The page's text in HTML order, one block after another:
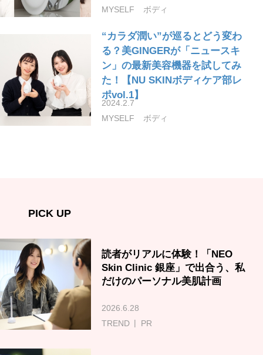
MYSELF
ボディ
“カラダ潤い”が巡るとどう変わ
る？美GINGERが「ニュースキ
ン」の最新美容機器を試してみ
た！【NU SKINボディケア部レ
ポvol.1】
2024.2.7
MYSELF
ボディ
PICK UP
読者がリアルに体験！「NEO
Skin Clinic 銀座」で出合う、私
だけのパーソナル美肌計画
2026.6.28
TREND
PR